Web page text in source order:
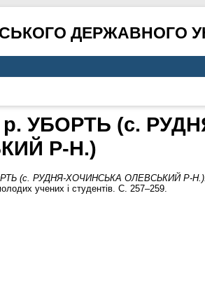
ДЕРЖАВНОГО
УБОРТЬ (с.
Р-Н.)
(с. РУДНЯ-ХОЧИНСЬКА ОЛЕВСЬКИЙ Р-Н.).
учених і студентів. С. 257–259.